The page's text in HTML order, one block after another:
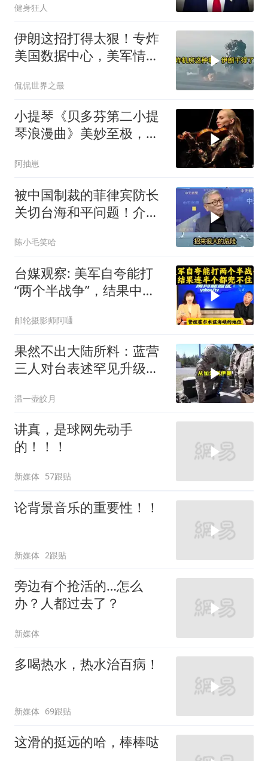
健身狂人
伊朗这招打得太狠！专炸
美国数据中心，美军情报
还致命
侃侃世界之最
小提琴《贝多芬第二小提
琴浪漫曲》美妙至极，耳
阿抽崽
被中国制裁的菲律宾防长
关切台海和平问题！介文
陈小毛笑哈
台媒观察: 美军自夸能打
“两个半战争”，结果中东
邮轮摄影师阿嗵
果然不出大陆所料：蓝营
三人对台表述罕见升级，
温一壶皎月
讲真，是球网先动手
的！！！
新媒体 57跟贴
论背景音乐的重要性！！
新媒体 2跟贴
旁边有个抢活的…怎么
办？人都过去了？
新媒体
多喝热水，热水治百病！
新媒体 69跟贴
这滑的挺远的哈，棒棒哒